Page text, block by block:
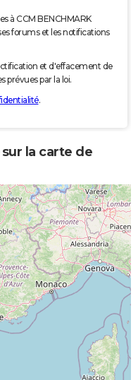
à CCM BENCHMARK
forums et les notifications
et d'effacement de
prévues par la loi.
.
la carte de